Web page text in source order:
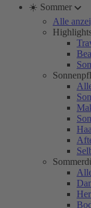
☀️ Sommer
Alle